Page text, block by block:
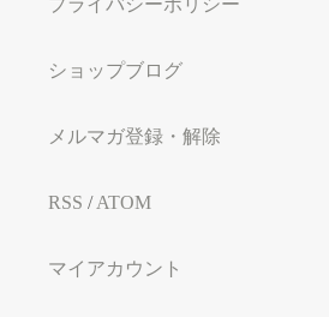
プライバシーポリシー
ショップブログ
メルマガ登録・解除
RSS /ATOM
マイアカウント